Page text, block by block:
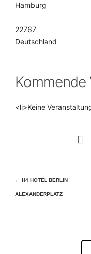
Hamburg
22767
Deutschland
Kommende
<li>Keine
Beitragsnavigation
← H4 HOTEL BERLIN
ALEXANDERPLATZ